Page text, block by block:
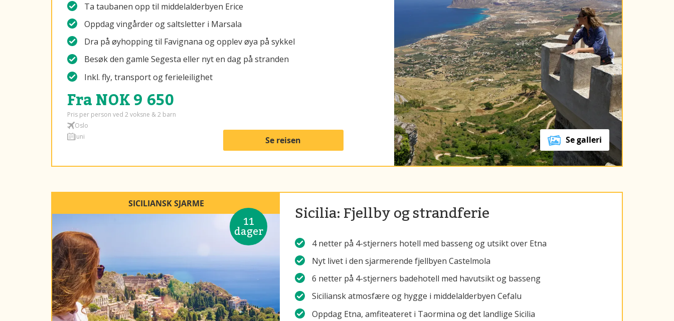
Se galleri
Ta taubanen opp til middelalderbyen Erice
Oppdag vingårder og saltsletter i Marsala
Dra på øyhopping til Favignana og opplev øya på sykkel
Besøk den gamle Segesta eller nyt en dag på stranden
Inkl. fly, transport og ferieleilighet
Fra NOK 9 650
Pris per person ved 2 voksne & 2 barn
Oslo
Juni
Se reisen
11
dager
SICILIANSK SJARME Sicilia: Fjellby og strandferie
4 netter på 4-stjerners hotell med basseng og utsikt over Etna
Nyt livet i den sjarmerende fjellbyen Castelmola
6 netter på 4-stjerners badehotell med havutsikt og basseng
Siciliansk atmosfære og hygge i middelalderbyen Cefalu
Oppdag Etna, amfiteateret i Taormina og det landlige Sicilia